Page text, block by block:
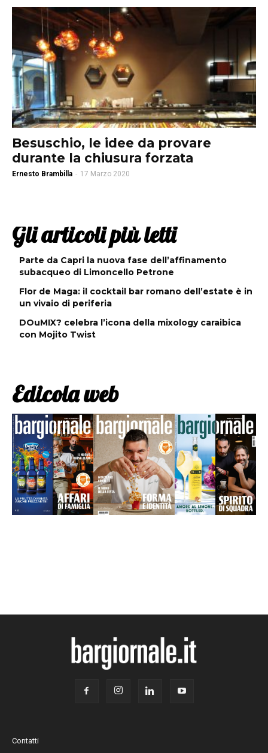
Besuschio, le idee da provare
durante la chiusura forzata
Ernesto Brambilla - 17 Marzo 2020
Gli articoli più letti
Parte da Capri la nuova fase dell’affinamento
subacqueo di Limoncello Petrone
Flor de Maga: il cocktail bar romano dell’estate è in
un vivaio di periferia
DOuMIX? celebra l’icona della mixology caraibica
con Mojito Twist
Edicola web
Contatti